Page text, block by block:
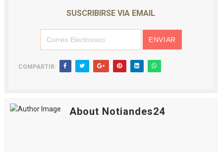
SUSCRIBIRSE VIA EMAIL
COMPARTIR:
About Notiandes24